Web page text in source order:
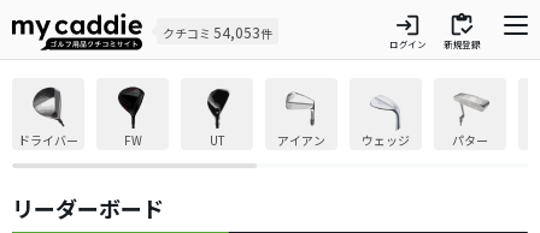
クチコミ 54,053件 login
ログイン
inventory
新規登録
ドライバー FW UT アイアン ウェッジ パター
リーダーボード